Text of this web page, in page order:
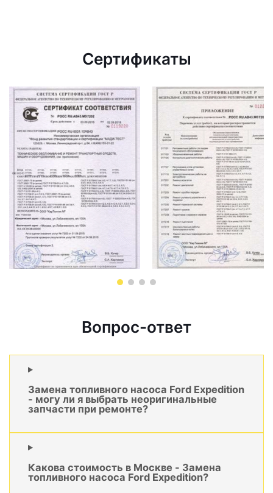
Сертификаты
Вопрос-ответ
Замена топливного насоса Ford Expedition
- могу ли я выбрать неоригинальные
запчасти при ремонте?
Какова стоимость в Москве - Замена
топливного насоса Ford Expedition?